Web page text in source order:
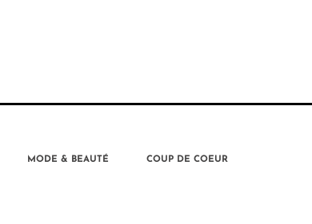
MODE & BEAUTÉ COUP DE COEUR